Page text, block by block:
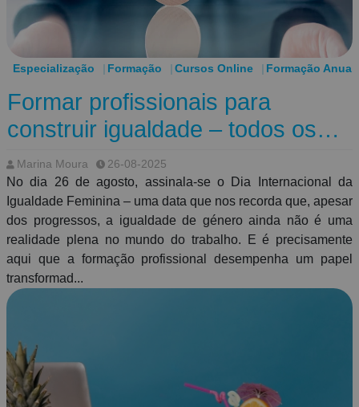
Especialização Formação Cursos Online Formação
Formar profissionais para
construir igualdade – todos os
dias
Marina Moura 26-08-2025
No dia 26 de agosto, assinala-se o Dia Internacional da
Igualdade Feminina – uma data que nos recorda que, apesar
dos progressos, a igualdade de género ainda não é uma
realidade plena no mundo do trabalho. E é precisamente
aqui que a formação profissional desempenha um papel
transformad...